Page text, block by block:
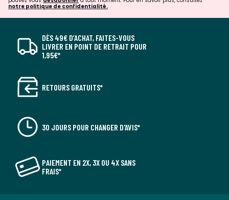
notre politique de confidentialité.
DÈS 49€ D’ACHAT, FAITES-VOUS
LIVRER EN POINT DE RETRAIT POUR
1,95€*
RETOURS GRATUITS*
30 JOURS POUR CHANGER D'AVIS*
PAIEMENT EN 2X, 3X OU 4X SANS
FRAIS*